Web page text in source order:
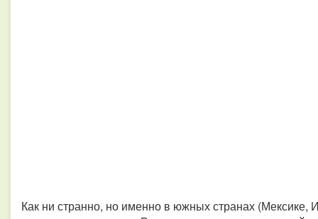
Как ни странно, но именно в южных странах